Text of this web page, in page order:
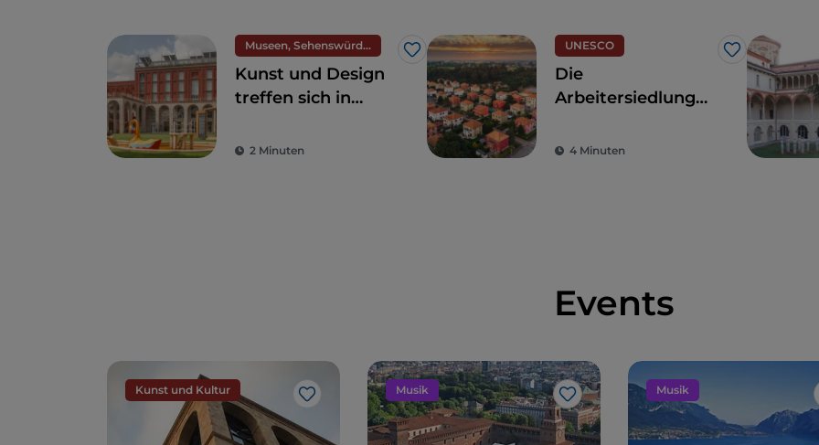
Museen, Sehenswürdigkeiten und Denkmäler
Like
Kunst und Design
treffen sich in
Triennale
2 Minuten
UNESCO
Like
Die
Arbeitersiedlung
4 Minuten
Events
Kunst und Kultur
Like
Musik
Like
Musik